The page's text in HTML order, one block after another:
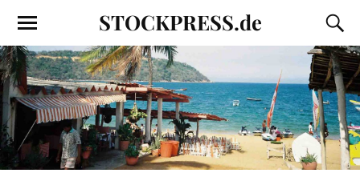
STOCKPRESS.de